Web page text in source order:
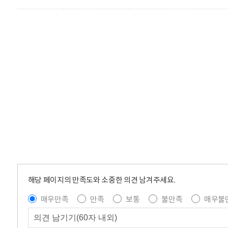
해당 페이지의 만족도와 소중한 의견 남겨주세요.
매우만족
만족 보통 불만족 매우불